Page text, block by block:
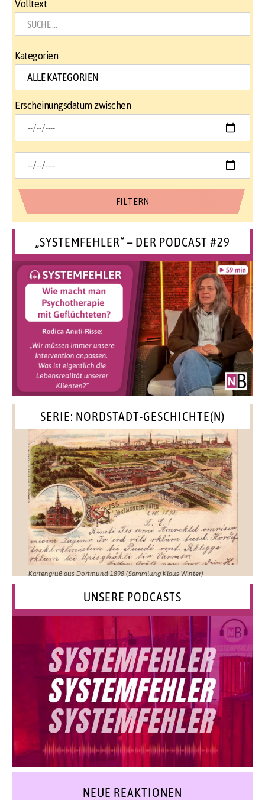
Volltext
Kategorien
Erscheinungsdatum zwischen
„SYSTEMFEHLER“ – DER PODCAST #29
SERIE: NORDSTADT-GESCHICHTE(N)
Kartengruß aus Dortmund 1898 (Sammlung Klaus Winter)
UNSERE PODCASTS
NEUE REAKTIONEN